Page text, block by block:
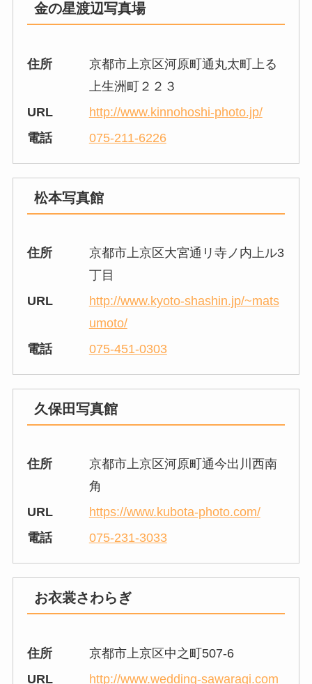
金の星渡辺写真場
住所
京都市上京区河原町通丸太町上る
上生洲町２２３
URL
http://www.kinnohoshi-photo.jp/
電話
075-211-6226
松本写真館
住所
京都市上京区大宮通リ寺ノ内上ル3
丁目
URL
http://www.kyoto-shashin.jp/~mats
umoto/
電話
075-451-0303
久保田写真館
住所
京都市上京区河原町通今出川西南
角
URL
https://www.kubota-photo.com/
電話
075-231-3033
お衣裳さわらぎ
住所
京都市上京区中之町507-6
URL
http://www.wedding-sawaragi.com